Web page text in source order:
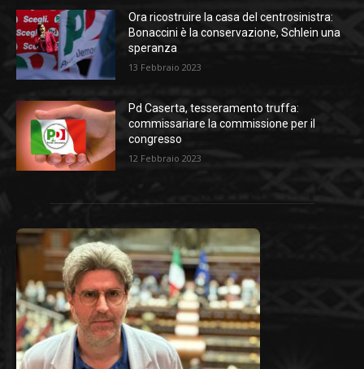
Ora ricostruire la casa del centrosinistra:
Bonaccini è la conservazione, Schlein una
speranza
13 Febbraio 2023
Pd Caserta, tesseramento truffa:
commissariare la commissione per il
congresso
12 Febbraio 2023